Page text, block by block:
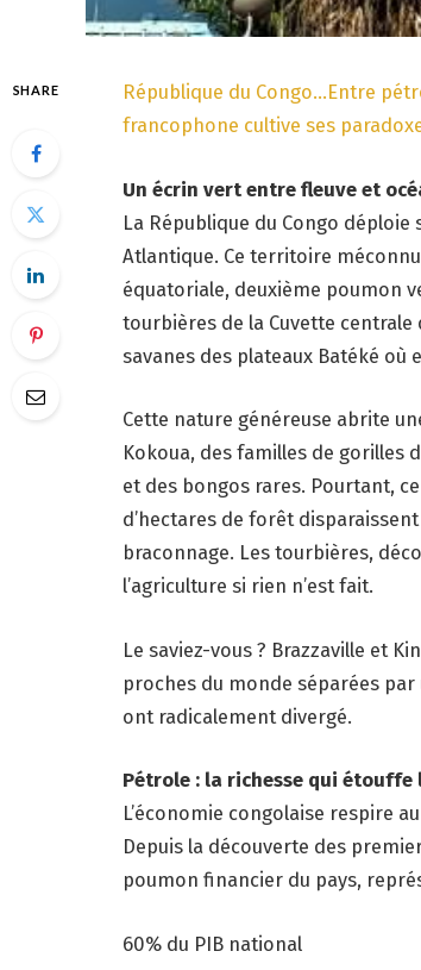
SHARE
République du Congo…Entre
francophone cultive ses
Un écrin vert entre fleuve et
La République du Congo déploie
Atlantique. Ce territoire
équatoriale, deuxième poumon
tourbières de la Cuvette
savanes des plateaux Batéké où
Cette nature généreuse abrite
Kokoua, des familles de gorilles
et des bongos rares. Pourtant,
d’hectares de forêt
braconnage. Les tourbières,
l’agriculture si rien n’est fait.
Le saviez-vous ? Brazzaville et
proches du monde séparées
ont radicalement divergé.
Pétrole : la richesse qui étouffe
L’économie congolaise respire
Depuis la découverte des
poumon financier du pays,
60% du PIB national